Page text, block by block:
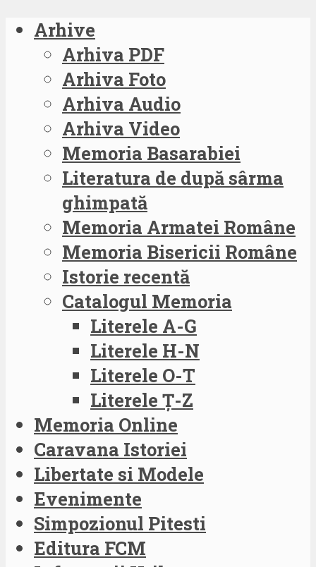
Arhive
Arhiva PDF
Arhiva Foto
Arhiva Audio
Arhiva Video
Memoria Basarabiei
Literatura de după sârma
ghimpată
Memoria Armatei Române
Memoria Bisericii Române
Istorie recentă
Catalogul Memoria
Literele A-G
Literele H-N
Literele O-T
Literele Ț-Z
Memoria Online
Caravana Istoriei
Libertate si Modele
Evenimente
Simpozionul Pitesti
Editura FCM